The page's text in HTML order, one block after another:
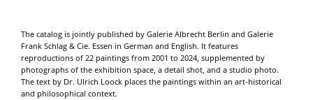
The catalog is jointly published by Galerie Albrecht Berlin and Galerie
Frank Schlag & Cie. Essen in German and English. It features
reproductions of 22 paintings from 2001 to 2024, supplemented by
photographs of the exhibition space, a detail shot, and a studio photo.
The text by Dr. Ulrich Loock places the paintings within an art-historical
and philosophical context.